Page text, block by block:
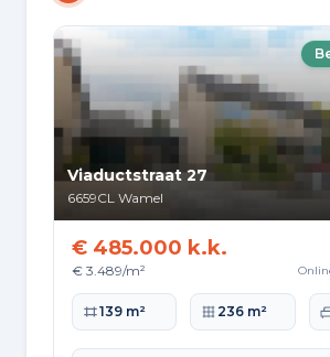
Viaductstraat 27
6659CL Wamel
€ 485.000 k.k.
€ 3.489/m²
Woonoppervlakte
139 m² Perceeloppervlakte
236 m²